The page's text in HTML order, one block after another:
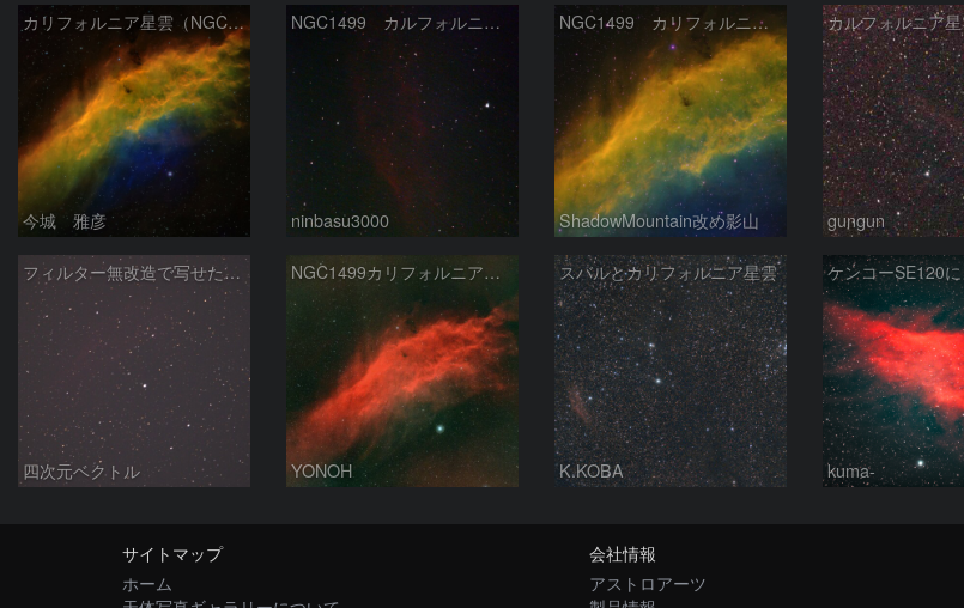
カリフォルニア星雲（NGC 1499）
今城 雅彦
NGC1499 カルフォルニア星雲
ninbasu3000
NGC1499 カリフォルニア星雲
ShadowMountain改め影山
カルフォルニア
gungun
フィルター無改造で写せたカリフォルニア星雲
四次元ベクトル
NGC1499カリフォルニア星雲
YONOH
スバルとカリフォルニア星雲
K.KOBA kuma-
サイトマップ
ホーム
会社情報
アストロアーツ